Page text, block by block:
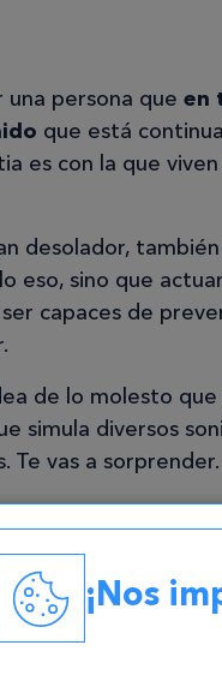
una persona que en
que está
es con la que
desolador,
eso, sino que
capaces de
de lo molesto
simula diversos
Te vas a sorprender.
¡Nos